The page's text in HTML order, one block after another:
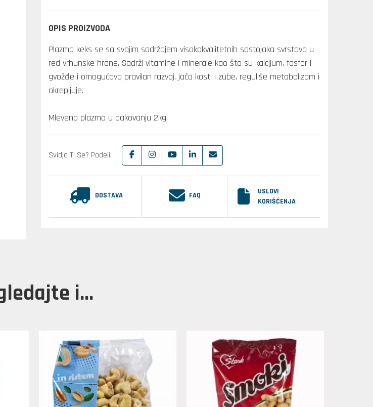
OPIS PROIZVODA
Plazma keks se sa svojim sadržajem visokokvalitetnih sastojaka svrstava u
red vrhunske hrane. Sadrži vitamine i minerale kao što su kalcijum, fosfor i
gvožđe i omogućava pravilan razvoj, jača kosti i zube, reguliše metabolizam i
okrepljuje.
Mlevena plazma u pakovanju 2kg.
Svidja Ti Se? Podeli:
DOSTAVA FAQ
USLOVI
KORIŠĆENJA
i...